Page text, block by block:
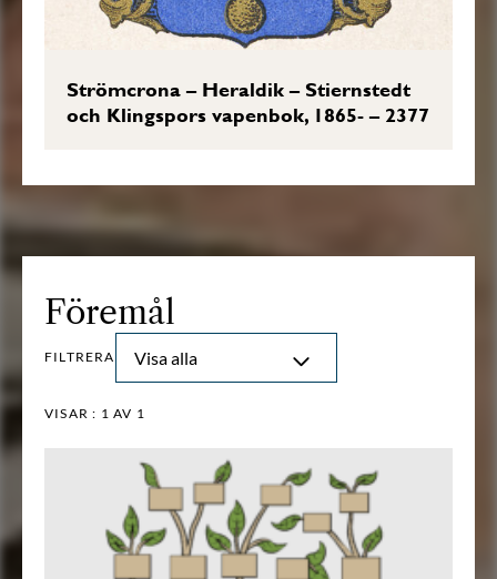
Strömcrona – Heraldik – Stiernstedt
och Klingspors vapenbok, 1865- – 2377
Föremål
FILTRERA Visa alla
VISAR : 1 AV 1